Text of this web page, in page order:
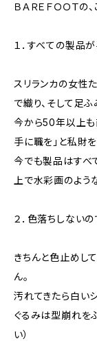
ＢＡＲＥＦＯＯＴの
１．すべての製品
スリランカの女性
で織り、そして足
今から50年以上も
手に職を」と私財
今でも製品はすべ
上で水彩画のよう
２．色落ちしない
きちんと色止めし
ん。
汚れてきたら白い
ぐるみは型崩れを
い）